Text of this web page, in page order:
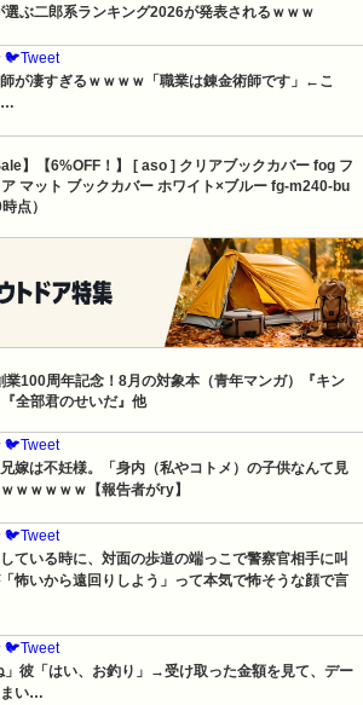
選ぶ二郎系ランキング2026が発表されるｗｗｗ
🐦Tweet
師が凄すぎるｗｗｗｗ「職業は錬金術師です」←こ
…
】【6%OFF！】 [ aso ] クリアブックカバー fog フ
マット ブックカバー ホワイト×ブルー fg-m240-bu
点）
業100周年記念！8月の対象本（青年マンガ）『キン
全部君のせいだ』他
🐦Tweet
嫁は不妊様。「身内（私やコトメ）の子供なんて見
ｗｗｗｗｗ【報告者がry】
🐦Tweet
ている時に、対面の歩道の端っこで警察官相手に叫
怖いから遠回りしよう」って本気で怖そうな顔で言
🐦Tweet
彼「はい、お釣り」→受け取った金額を見て、デー
まい…